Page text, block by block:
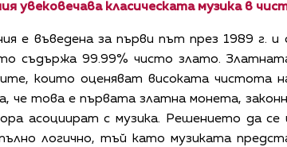
увековечава класическата музика в
е въведена за първи път през 1989 г.
съдържа 99.99% чисто злато.
които оценяват високата чистота
че това е първата златна монета,
асоциират с музика. Решението да
логично, тъй като музиката